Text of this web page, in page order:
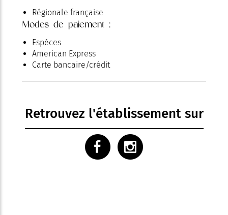
Régionale française
Modes de paiement :
Espèces
American Express
Carte bancaire/crédit
Retrouvez l'établissement sur